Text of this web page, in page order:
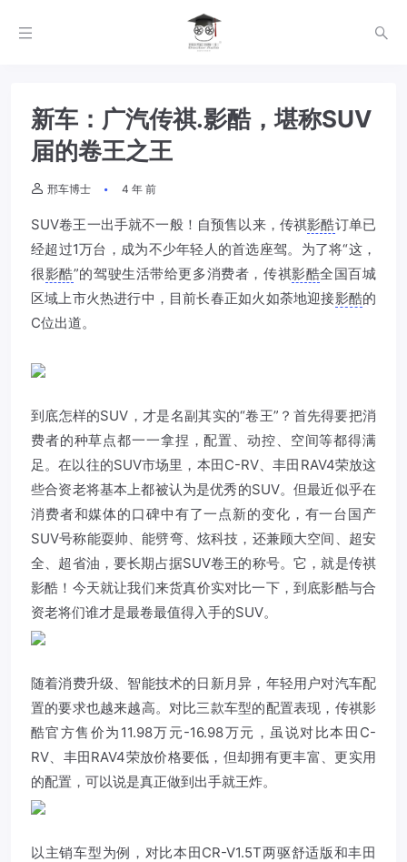
新车：广汽传祺.影酷，堪称SUV
届的卷王之王
邢车博士 4 年 前
SUV卷王一出手就不一般！自预售以来，传祺影酷订单已
经超过1万台，成为不少年轻人的首选座驾。为了将“这，
很影酷”的驾驶生活带给更多消费者，传祺影酷全国百城
区域上市火热进行中，目前长春正如火如荼地迎接影酷的
C位出道。
到底怎样的SUV，才是名副其实的“卷王”？首先得要把消
费者的种草点都一一拿捏，配置、动控、空间等都得满
足。在以往的SUV市场里，本田C-RV、丰田RAV4荣放这
些合资老将基本上都被认为是优秀的SUV。但最近似乎在
消费者和媒体的口碑中有了一点新的变化，有一台国产
SUV号称能耍帅、能劈弯、炫科技，还兼顾大空间、超安
全、超省油，要长期占据SUV卷王的称号。它，就是传祺
影酷 ！今天就让我们来货真价实对比一下，到底影酷与合
资老将们谁才是最卷最值得入手的SUV。
随着消费升级、智能技术的日新月异，年轻用户对汽车配
置的要求也越来越高。对比三款车型的配置表现，传祺影
酷官方售价为11.98万元-16.98万元，虽说对比本田C-
RV、丰田RAV4荣放价格要低，但却拥有更丰富、更实用
的配置，可以说是真正做到出手就王炸。
以主销车型为例，对比本田CR-V1.5T两驱舒适版和丰田